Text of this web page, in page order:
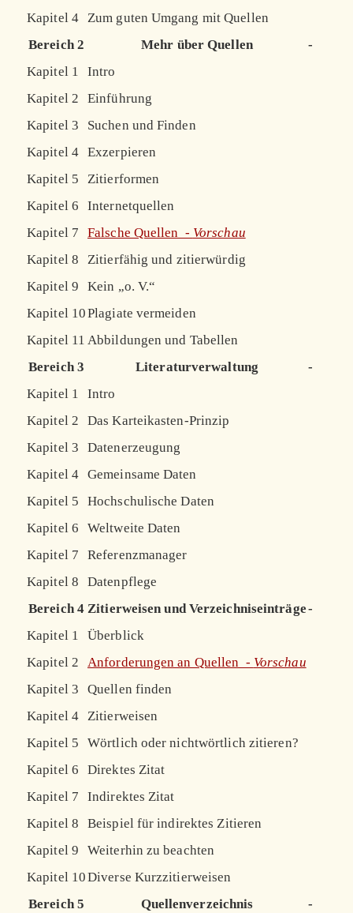
Kapitel 4 Zum guten Umgang mit Quellen
Bereich 2
Mehr über Quellen
-
Kapitel 1
Intro
Kapitel 2
Einführung
Kapitel 3
Suchen und Finden
Kapitel 4 Exzerpieren
Kapitel 5
Zitierformen
Kapitel 6
Internetquellen
Kapitel 7
Falsche Quellen - Vorschau
Kapitel 8
Zitierfähig und zitierwürdig
Kapitel 9
Kein „o. V.“
Kapitel 10Plagiate vermeiden
Kapitel 11 Abbildungen und Tabellen
Bereich 3
Literaturverwaltung
-
Kapitel 1
Intro
Kapitel 2
Das Karteikasten-Prinzip
Kapitel 3
Datenerzeugung
Kapitel 4 Gemeinsame Daten
Kapitel 5
Hochschulische Daten
Kapitel 6
Weltweite Daten
Kapitel 7
Referenzmanager
Kapitel 8
Datenpflege
Bereich 4 Zitierweisen und Verzeichniseinträge-
Kapitel 1
Überblick
Kapitel 2
Anforderungen an Quellen - Vorschau
Kapitel 3
Quellen finden
Kapitel 4 Zitierweisen
Kapitel 5
Wörtlich oder nichtwörtlich zitieren?
Kapitel 6
Direktes Zitat
Kapitel 7
Indirektes Zitat
Kapitel 8
Beispiel für indirektes Zitieren
Kapitel 9
Weiterhin zu beachten
Kapitel 10Diverse Kurzzitierweisen
Bereich 5
Quellenverzeichnis
-